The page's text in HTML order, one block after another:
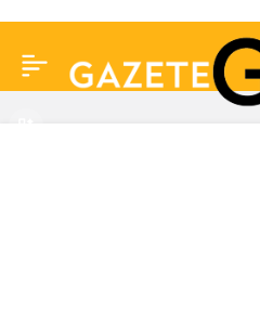
kuralları” müfredat